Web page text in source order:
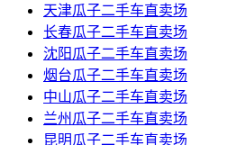
天津瓜子二手车直卖场
长春瓜子二手车直卖场
沈阳瓜子二手车直卖场
烟台瓜子二手车直卖场
中山瓜子二手车直卖场
兰州瓜子二手车直卖场
昆明瓜子二手车直卖场